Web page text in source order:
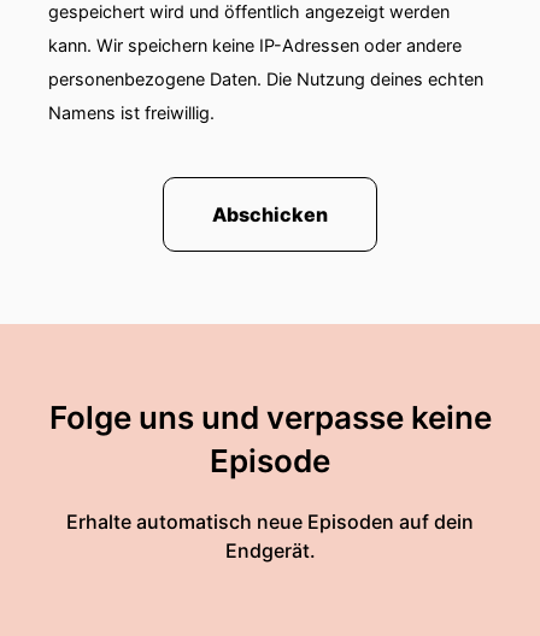
gespeichert wird und öffentlich angezeigt werden
kann. Wir speichern keine IP-Adressen oder andere
personenbezogene Daten. Die Nutzung deines echten
Namens ist freiwillig.
Abschicken
Folge uns und verpasse keine
Episode
Erhalte automatisch neue Episoden auf dein
Endgerät.